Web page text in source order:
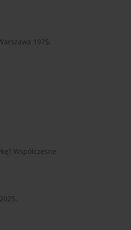
1975.
Współczesne